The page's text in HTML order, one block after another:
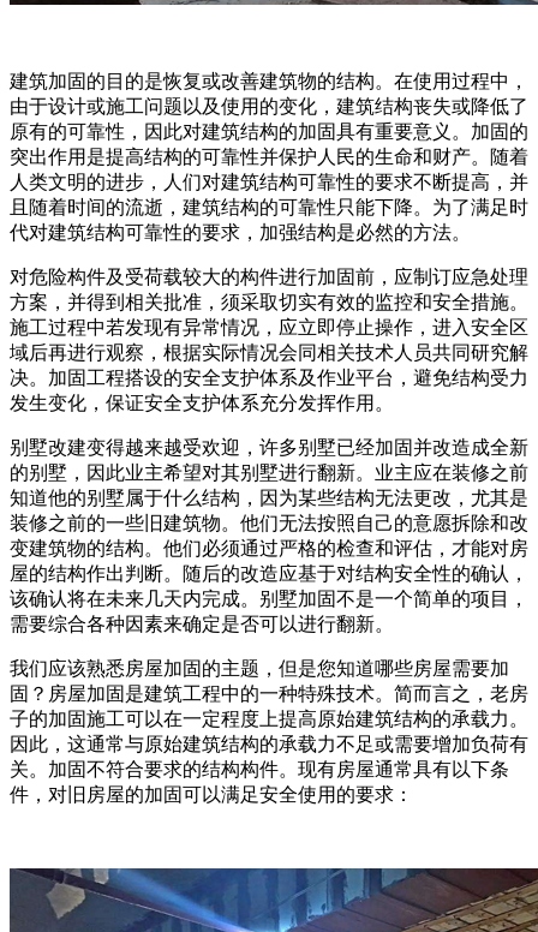
建筑加固的目的是恢复或改善建筑物的结构。在使用过程中，
由于设计或施工问题以及使用的变化，建筑结构丧失或降低了
原有的可靠性，因此对建筑结构的加固具有重要意义。加固的
突出作用是提高结构的可靠性并保护人民的生命和财产。随着
人类文明的进步，人们对建筑结构可靠性的要求不断提高，并
且随着时间的流逝，建筑结构的可靠性只能下降。为了满足时
代对建筑结构可靠性的要求，加强结构是必然的方法。
对危险构件及受荷载较大的构件进行加固前，应制订应急处理
方案，并得到相关批准，须采取切实有效的监控和安全措施。
施工过程中若发现有异常情况，应立即停止操作，进入安全区
域后再进行观察，根据实际情况会同相关技术人员共同研究解
决。加固工程搭设的安全支护体系及作业平台，避免结构受力
发生变化，保证安全支护体系充分发挥作用。
别墅改建变得越来越受欢迎，许多别墅已经加固并改造成全新
的别墅，因此业主希望对其别墅进行翻新。业主应在装修之前
知道他的别墅属于什么结构，因为某些结构无法更改，尤其是
装修之前的一些旧建筑物。他们无法按照自己的意愿拆除和改
变建筑物的结构。他们必须通过严格的检查和评估，才能对房
屋的结构作出判断。随后的改造应基于对结构安全性的确认，
该确认将在未来几天内完成。别墅加固不是一个简单的项目，
需要综合各种因素来确定是否可以进行翻新。
我们应该熟悉房屋加固的主题，但是您知道哪些房屋需要加
固？房屋加固是建筑工程中的一种特殊技术。简而言之，老房
子的加固施工可以在一定程度上提高原始建筑结构的承载力。
因此，这通常与原始建筑结构的承载力不足或需要增加负荷有
关。加固不符合要求的结构构件。现有房屋通常具有以下条
件，对旧房屋的加固可以满足安全使用的要求：